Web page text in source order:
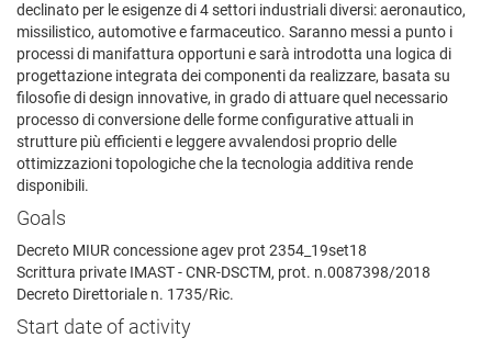
declinato per le esigenze di 4 settori industriali diversi: aeronautico,
missilistico, automotive e farmaceutico. Saranno messi a punto i
processi di manifattura opportuni e sarà introdotta una logica di
progettazione integrata dei componenti da realizzare, basata su
filosofie di design innovative, in grado di attuare quel necessario
processo di conversione delle forme configurative attuali in
strutture più efficienti e leggere avvalendosi proprio delle
ottimizzazioni topologiche che la tecnologia additiva rende
disponibili.
Goals
Decreto MIUR concessione agev prot 2354_19set18
Scrittura private IMAST - CNR-DSCTM, prot. n.0087398/2018
Decreto Direttoriale n. 1735/Ric.
Start date of activity